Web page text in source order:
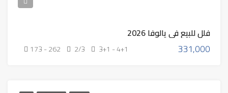
فلل للبيع في يالوفا 2026
331,000
3+1 - 4+1
2/3
173 - 262